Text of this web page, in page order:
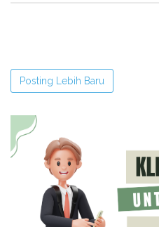
Posting Lebih Baru